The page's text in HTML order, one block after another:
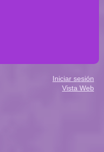
Iniciar sesión
Vista Web